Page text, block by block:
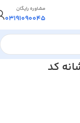
مشاوره رایگان
03191090045
طرح آرمیتا 700 شانه کد